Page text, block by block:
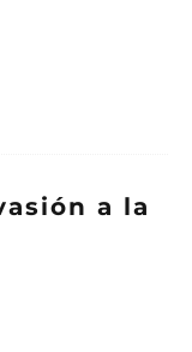
a la